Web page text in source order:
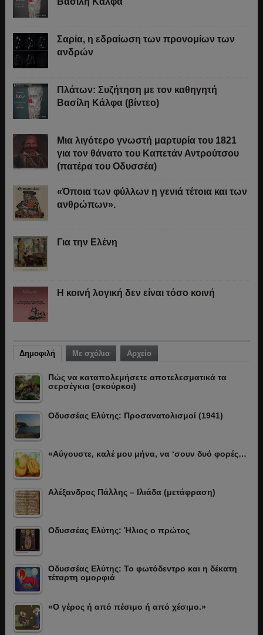
Σαρία, η εδραίωση των προνομίων των
ανδρών
Πλάτων: Συζήτηση με τον καθηγητή
Βασίλη Κάλφα (βίντεο)
Μια λιγότερο γνωστή μαρτυρία του 1821
για τον θάνατο του Καπετάν Αντρούτσου
(πατέρα του Οδυσσέα)
«Όποια των φύλλων η γενιά τέτοια και των
ανθρώπων».
Για την Ελένη
Η κοινή λογική δεν είναι τόσο κοινή
Δημοφιλή Με σχόλια Αρχείο
Πώς να καταπολεμήσετε αποτελεσματικά τα
σερσέγκια (σκούρκοι)
Οδυσσέας Ελύτης: Προσανατολισμοί (1941)
«Αύγουστε, καλέ μου μήνα, να ‘σουν δυό φορές…
Αλέξανδρος Πάλλης – Ιλιάδα (μετάφραση)
Οδυσσέας Ελύτης: Ήλιος ο πρώτος
Οδυσσέας Ελύτης: Το φωτόδεντρο και η δέκατη
τέταρτη ομορφιά
«Ο γέρος ή από πέσιμο ή από χέσιμο.»